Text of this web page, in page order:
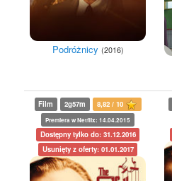
Podróżnicy (2016)
Film 2g57m 8,82 / 10
Premiera w Netflix: 14.04.2015
Dostępny tylko do: 31.12.2016
Usunięty z oferty: 01.01.2017